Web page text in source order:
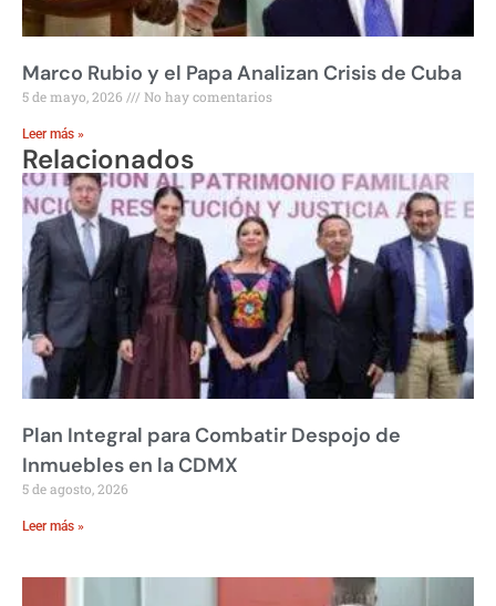
Marco Rubio y el Papa Analizan Crisis de Cuba
5 de mayo, 2026 No hay comentarios
Leer más »
Relacionados
Plan Integral para Combatir Despojo de
Inmuebles en la CDMX
5 de agosto, 2026
Leer más »